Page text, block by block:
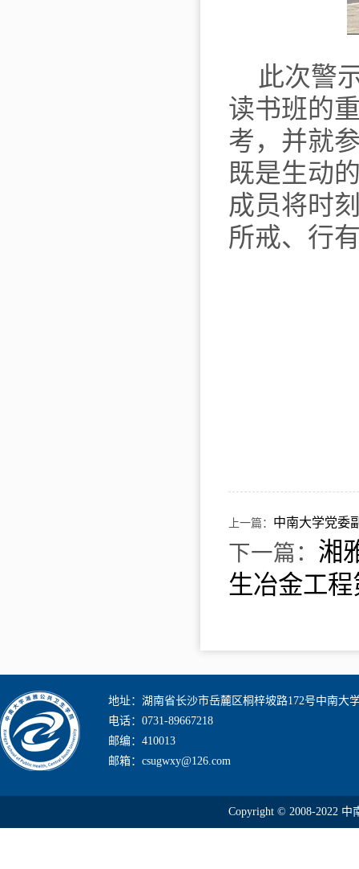
此次警
读书班的
考，并就
既是生动
成员将时
所戒、行
上一篇： 中南大学党委
下一篇： 湘
生冶金工
地址：湖南省长沙市岳麓区桐梓坡路172号中南大
电话：0731-89667218
邮编：410013
邮箱：csugwxy@126.com
Copyright © 2008-2022 中